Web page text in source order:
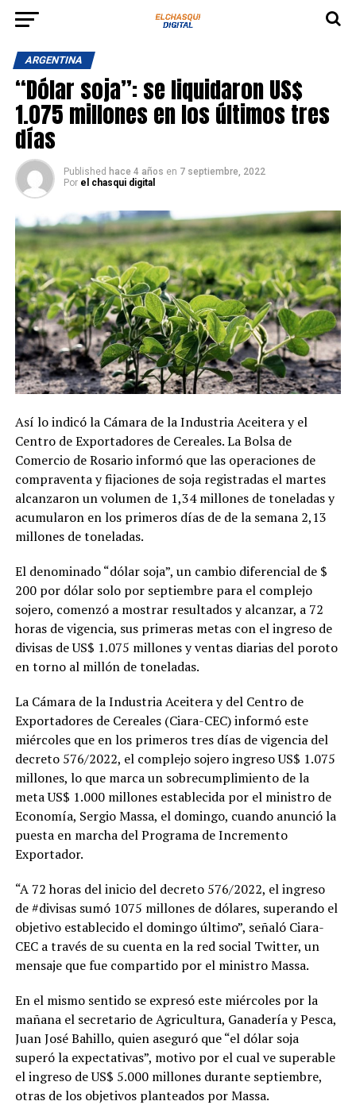
ARGENTINA
“Dólar soja”: se liquidaron US$
1.075 millones en los últimos tres
días
Published hace 4 años en 7 septiembre, 2022
Por el chasqui digital
Así lo indicó la Cámara de la Industria Aceitera y el
Centro de Exportadores de Cereales. La Bolsa de
Comercio de Rosario informó que las operaciones de
compraventa y fijaciones de soja registradas el martes
alcanzaron un volumen de 1,34 millones de toneladas y
acumularon en los primeros días de de la semana 2,13
millones de toneladas.
El denominado “dólar soja”, un cambio diferencial de $
200 por dólar solo por septiembre para el complejo
sojero, comenzó a mostrar resultados y alcanzar, a 72
horas de vigencia, sus primeras metas con el ingreso de
divisas de US$ 1.075 millones y ventas diarias del poroto
en torno al millón de toneladas.
La Cámara de la Industria Aceitera y del Centro de
Exportadores de Cereales (Ciara-CEC) informó este
miércoles que en los primeros tres días de vigencia del
decreto 576/2022, el complejo sojero ingreso US$ 1.075
millones, lo que marca un sobrecumplimiento de la
meta US$ 1.000 millones establecida por el ministro de
Economía, Sergio Massa, el domingo, cuando anunció la
puesta en marcha del Programa de Incremento
Exportador.
“A 72 horas del inicio del decreto 576/2022, el ingreso
de #divisas sumó 1075 millones de dólares, superando el
objetivo establecido el domingo último”, señaló Ciara-
CEC a través de su cuenta en la red social Twitter, un
mensaje que fue compartido por el ministro Massa.
En el mismo sentido se expresó este miércoles por la
mañana el secretario de Agricultura, Ganadería y Pesca,
Juan José Bahillo, quien aseguró que “el dólar soja
superó la expectativas”, motivo por el cual ve superable
el ingreso de US$ 5.000 millones durante septiembre,
otras de los objetivos planteados por Massa.